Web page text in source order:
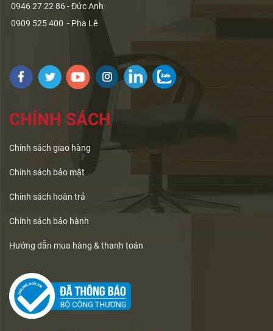
0946 27 22 86 - Đức Anh
0909 525 400 - Pha Lê
CHÍNH SÁCH
Chính sách giao hàng
Chính sách bảo mật
Chính sách hoàn trả
Chính sách bảo hành
Hướng dẫn mua hàng & thanh toán